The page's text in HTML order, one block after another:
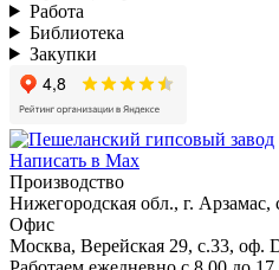
Работа
Библиотека
Закупки
Написать в Max
Производство
Нижегородская обл., г.
Офис
Москва, Верейская 29, с.33, оф.